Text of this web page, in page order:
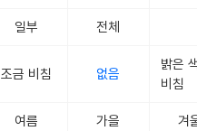
일부 전체
조금 비침 없음
밝은
비침
여름 가을 겨